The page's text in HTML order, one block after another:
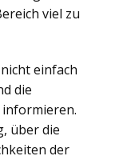
viel zu
einfach
die
informieren.
über die
der